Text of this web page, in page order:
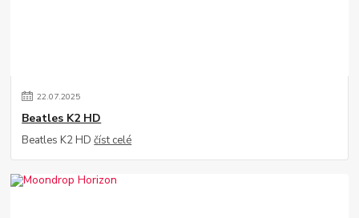
22.07.2025
Beatles K2 HD
Beatles K2 HDčíst celé